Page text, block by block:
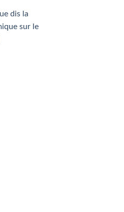
dis la
sur le